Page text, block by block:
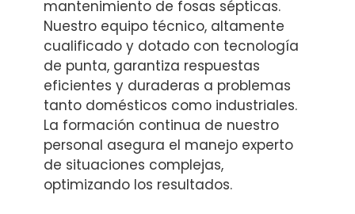
mantenimiento de fosas sépticas.
Nuestro equipo técnico, altamente
cualificado y dotado con tecnología
de punta, garantiza respuestas
eficientes y duraderas a problemas
tanto domésticos como industriales.
La formación continua de nuestro
personal asegura el manejo experto
de situaciones complejas,
optimizando los resultados.